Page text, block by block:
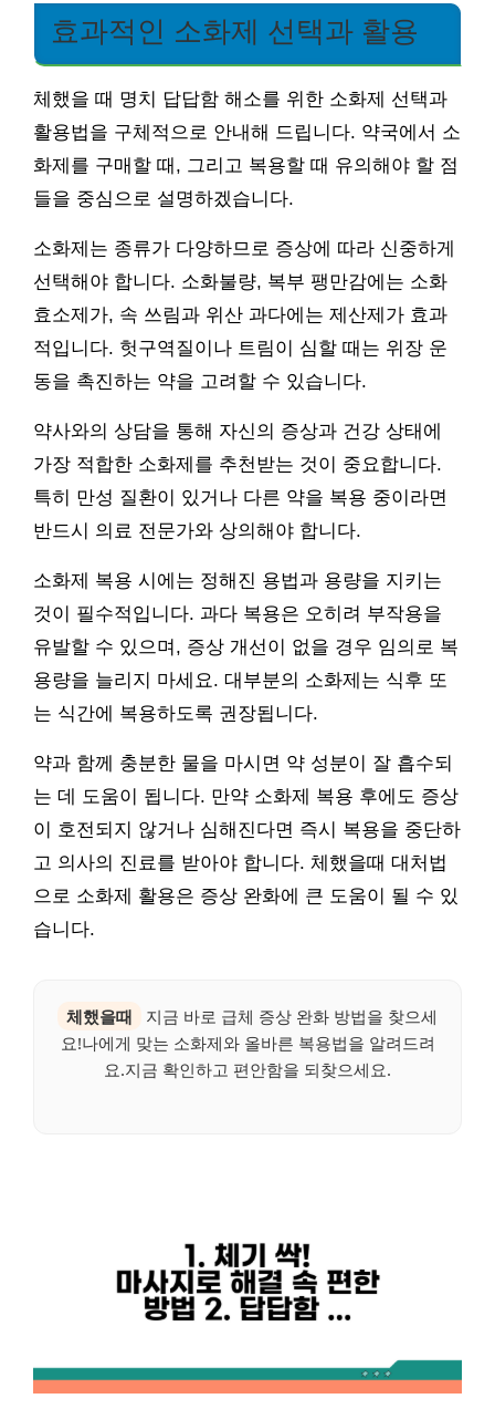
효과적인 소화제 선택과 활용
체했을 때 명치 답답함 해소를 위한 소화제 선택과
활용법을 구체적으로 안내해 드립니다. 약국에서 소
화제를 구매할 때, 그리고 복용할 때 유의해야 할 점
들을 중심으로 설명하겠습니다.
소화제는 종류가 다양하므로 증상에 따라 신중하게
선택해야 합니다. 소화불량, 복부 팽만감에는 소화
효소제가, 속 쓰림과 위산 과다에는 제산제가 효과
적입니다. 헛구역질이나 트림이 심할 때는 위장 운
동을 촉진하는 약을 고려할 수 있습니다.
약사와의 상담을 통해 자신의 증상과 건강 상태에
가장 적합한 소화제를 추천받는 것이 중요합니다.
특히 만성 질환이 있거나 다른 약을 복용 중이라면
반드시 의료 전문가와 상의해야 합니다.
소화제 복용 시에는 정해진 용법과 용량을 지키는
것이 필수적입니다. 과다 복용은 오히려 부작용을
유발할 수 있으며, 증상 개선이 없을 경우 임의로 복
용량을 늘리지 마세요. 대부분의 소화제는 식후 또
는 식간에 복용하도록 권장됩니다.
약과 함께 충분한 물을 마시면 약 성분이 잘 흡수되
는 데 도움이 됩니다. 만약 소화제 복용 후에도 증상
이 호전되지 않거나 심해진다면 즉시 복용을 중단하
고 의사의 진료를 받아야 합니다. 체했을때 대처법
으로 소화제 활용은 증상 완화에 큰 도움이 될 수 있
습니다.
체했을때
지금 바로 급체 증상 완화 방법을 찾으세
요!나에게 맞는 소화제와 올바른 복용법을 알려드려
요.지금 확인하고 편안함을 되찾으세요.